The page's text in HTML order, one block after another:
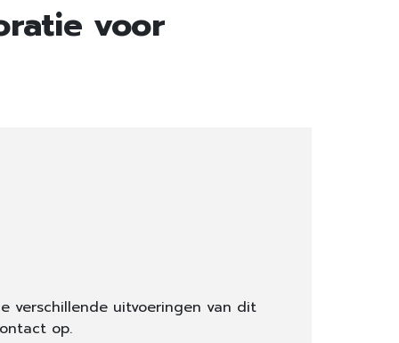
voor
verschillende uitvoeringen van dit
op.